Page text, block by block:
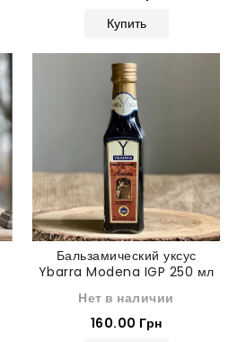
Купить
Бальзамический уксус
Ybarra Modena IGP 250 мл
Нет в наличии
160.00 Грн